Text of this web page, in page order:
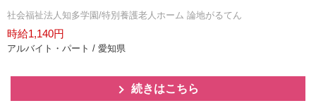
社会福祉法人知多学園/特別養護老人ホーム 論地がるてん
時給1,140円
アルバイト・パート / 愛知県
続きはこちら